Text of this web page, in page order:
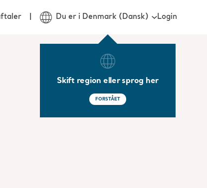
Du er i Denmark (Dansk)
Skift region eller sprog her
FORSTÅET
Login